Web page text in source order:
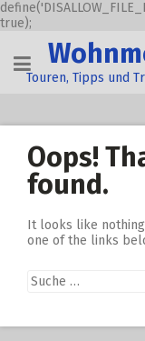
true);
content
Touren, Tipps und
Oops!
found.
It looks like
one of the links
Suche
nach: